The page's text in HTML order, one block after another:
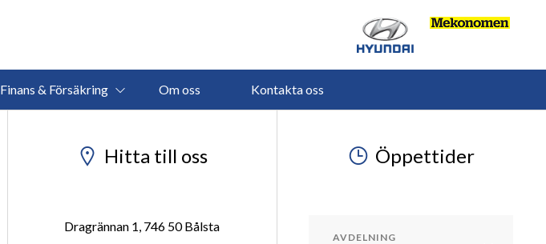
Finans & Försäkring Om oss Kontakta oss
Hitta till oss
Dragrännan 1, 746 50 Bålsta
Öppettider
AVDELNING